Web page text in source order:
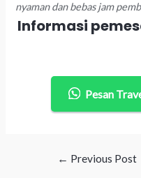
nyaman dan bebas jam
Informasi
Pesan
Post← Previous Post